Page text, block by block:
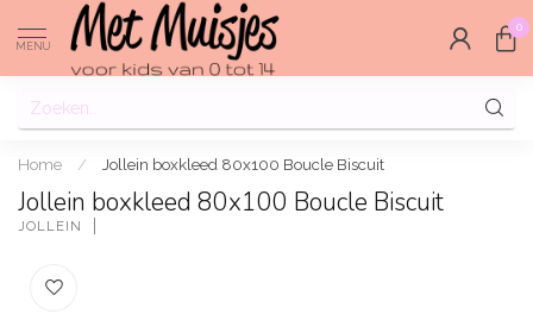
MENU
0
Home / Jollein boxkleed 80x100 Boucle Biscuit
Jollein boxkleed 80x100 Boucle Biscuit
JOLLEIN